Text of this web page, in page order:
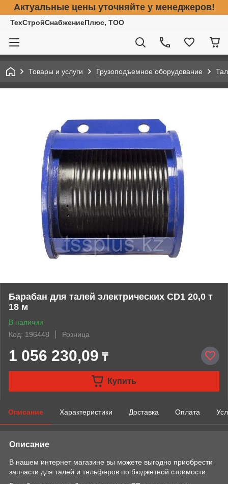
Актуальные цены уточняйте у менеджеров!
ТехСтройСнабжениеПлюс, ТОО
Товары и услуги Грузоподъемное оборудование
Барабан для талей электрических CD1 20,0 т
18 м
В наличии
Код: 196448
Розница
1 056 230,09 ₸
Купить
Описание Характеристики Доставка Оплата
Описание
В нашем интернет магазине вы можете выгодно приобрести
запчасти для талей и тельферов по бюджетной стоимости.